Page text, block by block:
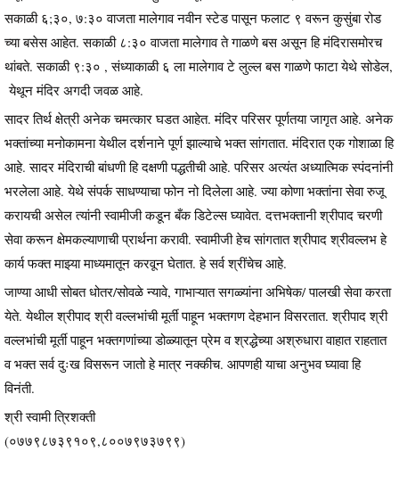
सकाळी ६;३०, ७:३० वाजता मालेगाव नवीन स्टेड पासून फलाट ९ वरून कुसुंबा रोड
च्या बसेस आहेत. सकाळी ८:३० वाजता मालेगाव ते गाळणे बस असून हि मंदिरासमोरच
थांबते. सकाळी ९:३० , संध्याकाळी ६ ला मालेगाव टे लुल्ल बस गाळणे फाटा येथे सोडेल,
येथून मंदिर अगदी जवळ आहे.
सादर तिर्थ क्षेत्री अनेक चमत्कार घडत आहेत. मंदिर परिसर पूर्णतया जागृत आहे. अनेक
भक्तांच्या मनोकामना येथील दर्शनाने पूर्ण झाल्याचे भक्त सांगतात. मंदिरात एक गोशाळा हि
आहे. सादर मंदिराची बांधणी हि दक्षणी पद्धतीची आहे. परिसर अत्यंत अध्यात्मिक स्पंदनांनी
भरलेला आहे. येथे संपर्क साधण्याचा फोन नो दिलेला आहे. ज्या कोणा भक्तांना सेवा रुजू
करायची असेल त्यांनी स्वामीजी कडून बँक डिटेल्स घ्यावेत. दत्तभक्तानी श्रीपाद चरणी
सेवा करून क्षेमकल्याणाची प्रार्थना करावी. स्वामीजी हेच सांगतात श्रीपाद श्रीवल्लभ हे
कार्य फक्त माझ्या माध्यमातून करवून घेतात. हे सर्व श्रींचेच आहे.
जाण्या आधी सोबत धोतर/सोवळे न्यावे, गाभाऱ्यात सगळ्यांना अभिषेक/ पालखी सेवा करता
येते. येथील श्रीपाद श्री वल्लभांची मूर्ती पाहून भक्तगण देहभान विसरतात. श्रीपाद श्री
वल्लभांची मूर्ती पाहून भक्तगणांच्या डोळ्यातून प्रेम व श्रद्धेच्या अश्रुधारा वाहात राहतात
व भक्त सर्व दुःख विसरून जातो हे मात्र नक्कीच. आपणही याचा अनुभव घ्यावा हि
विनंती.
श्री स्वामी त्रिशक्ती
(०७७९८७३९१०९,८००७९७३७९९)